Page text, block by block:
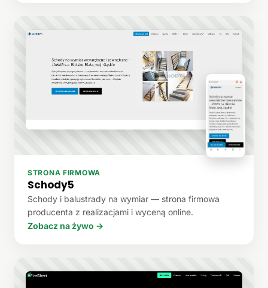
STRONA FIRMOWA
Schody5
Schody i balustrady na wymiar — strona firmowa
producenta z realizacjami i wyceną online.
Zobacz na żywo →